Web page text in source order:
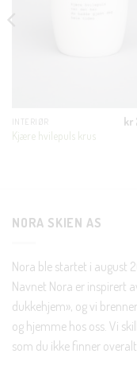
INTERIØR
Kjære hvilepuls krus
kr
NORA SKIEN AS
Nora ble startet i august
Navnet Nora er inspirert
dukkehjem», og vi
og hjemme hos oss. Vi
som du ikke finner
En liten
Bli en del av Nora-
Nei